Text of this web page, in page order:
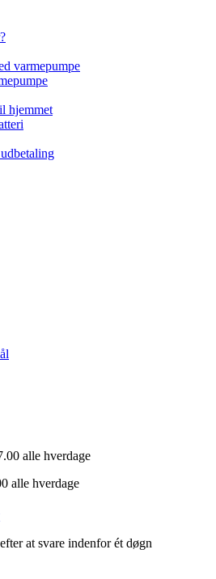
varmepumpe
hjemmet
alle hverdage
alle hverdage
at svare indenfor ét døgn